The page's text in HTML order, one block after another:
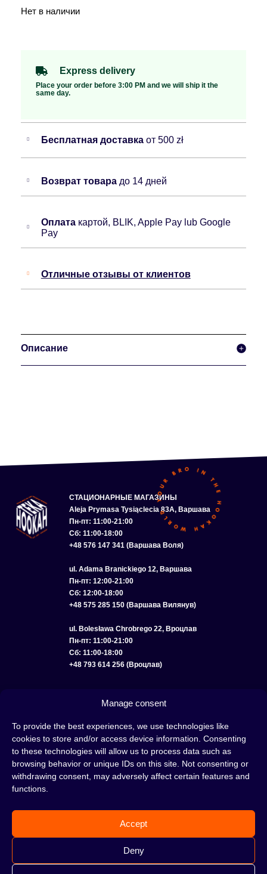
Manage consent
To provide the best experiences, we use technologies like
cookies to store and/or access device information. Consenting
to these technologies will allow us to process data such as
browsing behavior or unique IDs on this site. Not consenting or
withdrawing consent, may adversely affect certain features and
functions.
Accept
Deny
Нет в наличии
Express delivery
Place your order before 3:00 PM and we will ship it the
same day.
Бесплатная доставка от 500 zł
Возврат товара до 14 дней
Оплата картой, BLIK, Apple Pay lub Google
Pay
Отличные отзывы от клиентов
Описание
СТАЦИОНАРНЫЕ МАГАЗИНЫ
Aleja Prymasa Tysiąclecia 83A, Варшава
Пн-пт: 11:00-21:00
Сб: 11:00-18:00
+48 576 147 341 (Варшава Воля)
ul. Adama Branickiego 12, Варшава
Пн-пт: 12:00-21:00
Сб: 12:00-18:00
+48 575 285 150 (Варшава Вилянув)
ul. Bolesława Chrobrego 22, Вроцлав
Пн-пт: 11:00-21:00
Сб: 11:00-18:00
+48 793 614 256 (Вроцлав)
УСЛОВИЯ ИСПОЛЬЗОВАНИЯ ПОЛИТИКА COOKIE
Кальян — это отличная идея для вечера, проведенного с друзьями или в
одиночестве; это интересный ритуал, который покорил сердца многих людей.
Несмотря на то, знакомы тебе слова «кальян» или «кальянный табак» или
нет, это место идеально подходит для тебя!
е жди, а сразу отправляйся в наш
кальянный магазин и совершай покупки.